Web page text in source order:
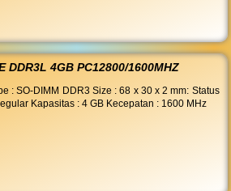
DDR3L 4GB PC12800/1600MHZ
: SO-DIMM DDR3 Size : 68 x 30 x 2 mm: Status
Kapasitas : 4 GB Kecepatan : 1600 MHz